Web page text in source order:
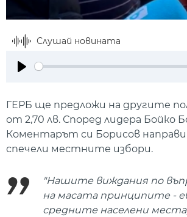
Слушай новината
ГЕРБ ще предложи на другите
от 2,70 лв. Според лидера
Коментарът си Борисов
спечели местните избори.
"Нашите виждания по
на масата принципите -
средните населени